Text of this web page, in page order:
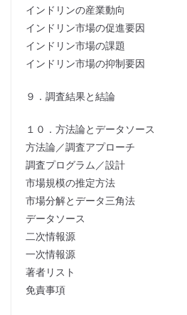
インドリンの産業動向
インドリン市場の促進要因
インドリン市場の課題
インドリン市場の抑制要因
９．調査結果と結論
１０．方法論とデータソース
方法論／調査アプローチ
調査プログラム／設計
市場規模の推定方法
市場分解とデータ三角法
データソース
二次情報源
一次情報源
著者リスト
免責事項